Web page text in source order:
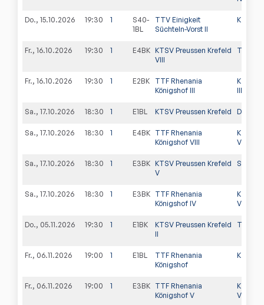
Do., 15.10.2026 19:30 1
S40-
1BL
TTV Einigkeit
Süchteln-Vorst II
KTSV
Fr., 16.10.2026 19:30 1 E4BK KTSV Preussen Krefeld
VIII
TSV
Fr., 16.10.2026 19:30 1 E2BK
TTF Rhenania
Königshof III
KTSV
III
Sa., 17.10.2026 18:30 1 E1BL KTSV Preussen Krefeld DJK
Sa., 17.10.2026 18:30 1 E4BK TTF Rhenania
Königshof VIII
KTSV
VII
Sa., 17.10.2026 18:30 1 E3BK KTSV Preussen Krefeld
V
SV
Sa., 17.10.2026 18:30 1 E3BK TTF Rhenania
Königshof IV
KTSV
VI
Do., 05.11.2026 19:30 1 E1BK
KTSV Preussen Krefeld
II
TTC
Fr., 06.11.2026 19:00 1 E1BL
TTF Rhenania
Königshof
KTSV
Fr., 06.11.2026 19:00 1 E3BK TTF Rhenania
Königshof V
KTSV
V